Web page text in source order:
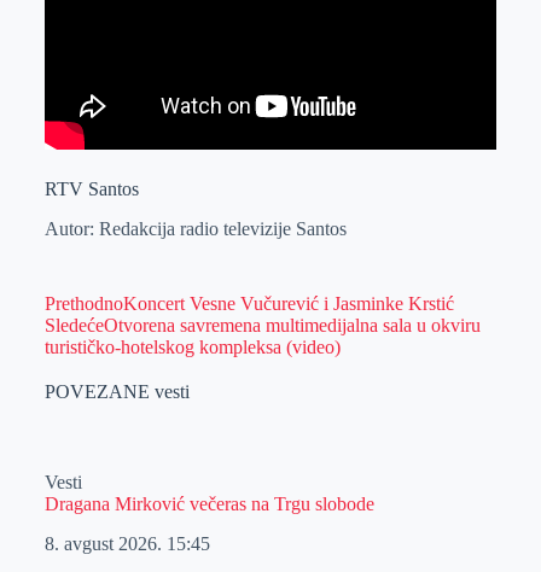
RTV Santos
Autor: Redakcija radio televizije Santos
PrethodnoKoncert Vesne Vučurević i Jasminke Krstić
SledećeOtvorena savremena multimedijalna sala u okviru
turističko-hotelskog kompleksa (video)
POVEZANE vesti
Vesti
Dragana Mirković večeras na Trgu slobode
8. avgust 2026. 15:45